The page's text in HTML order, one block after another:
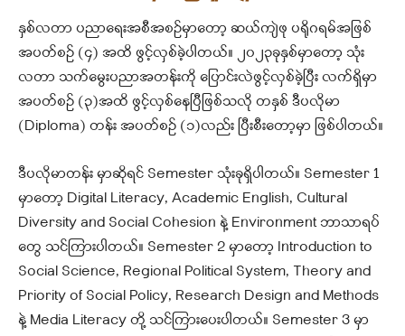
နှစ်လတာ ပညာရေးအစီအစဉ်မှာတော့ ဆယ်ကျဲဖု ပရိုဂရမ်အဖြစ်
အပတ်စဉ် (၄) အထိ ဖွင့်လှစ်ခဲ့ပါတယ်။ ၂၀၂၃ခုနှစ်မှာတော့ သုံး
လတာ သက်မွေးပညာအတန်းကို ပြောင်းလဲဖွင့်လှစ်ခဲ့ပြီး လက်ရှိမှာ
အပတ်စဉ် (၃)အထိ ဖွင့်လှစ်နေပြီဖြစ်သလို တနှစ် ဒီပလိုမာ
(Diploma) တန်း အပတ်စဉ် (၁)လည်း ပြီးစီးတော့မှာ ဖြစ်ပါတယ်။
ဒီပလိုမာတန်း မှာဆိုရင် Semester သုံးခုရှိပါတယ်။ Semester 1
မှာတော့ Digital Literacy, Academic English, Cultural
Diversity and Social Cohesion နဲ့ Environment ဘာသာရပ်
တွေ သင်ကြားပါတယ်။ Semester 2 မှာတော့ Introduction to
Social Science, Regional Political System, Theory and
Priority of Social Policy, Research Design and Methods
နဲ့ Media Literacy တို့ သင်ကြားပေးပါတယ်။ Semester 3 မှာ